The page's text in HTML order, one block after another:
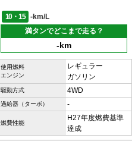
10・15
-km/L
満タンでどこまで走る？
-km
使用燃料
エンジン
レギュラー
ガソリン
駆動方式 4WD
過給器（ターボ） -
燃費性能
H27年度燃費基準
達成